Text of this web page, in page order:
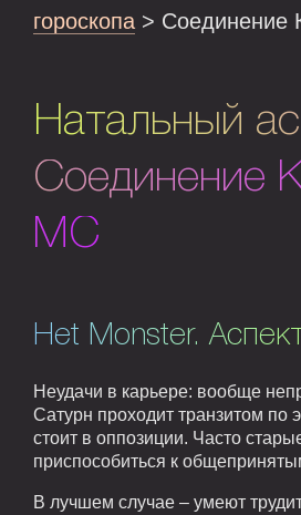
гороскопа > Соединение
Натальный
Соединение
MC
Het Monster.
Неудачи в карьере: вообще
Сатурн проходит транзитом по
стоит в оппозиции. Часто
приспособиться к
В лучшем случае – умеют